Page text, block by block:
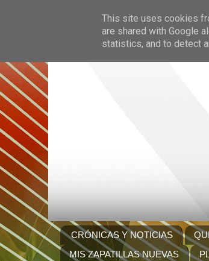
CRÓNICAS Y NOTICIAS
MIS ZAPATILLAS NUEVAS
This site uses cookies
are shared with Google
statistics, and to detect